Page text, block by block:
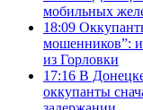
мобильных
18:09
мошенников”:
из Горловки
17:16 В
оккупанты